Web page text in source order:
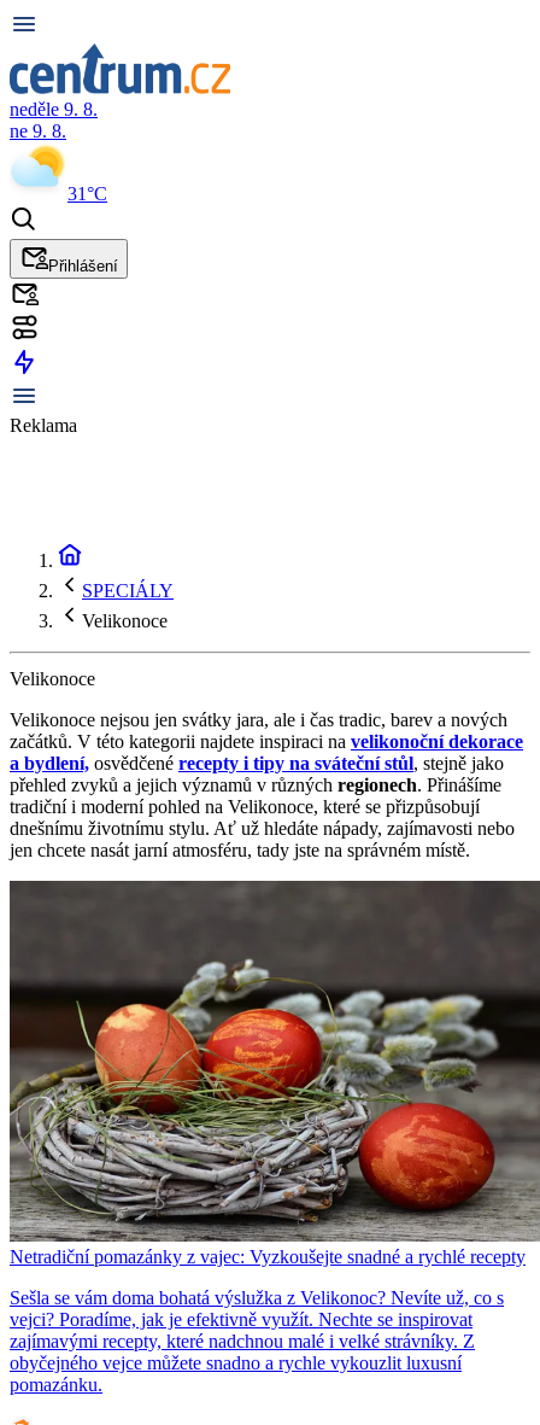
neděle 9. 8.
ne 9. 8.
31°C
Přihlášení
Reklama
SPECIÁLY
Velikonoce
Velikonoce
Velikonoce nejsou jen svátky jara, ale i čas tradic, barev a nových
začátků. V této kategorii najdete inspiraci na velikonoční dekorace
a bydlení, osvědčené recepty i tipy na sváteční stůl, stejně jako
přehled zvyků a jejich významů v různých regionech. Přinášíme
tradiční i moderní pohled na Velikonoce, které se přizpůsobují
dnešnímu životnímu stylu. Ať už hledáte nápady, zajímavosti nebo
jen chcete nasát jarní atmosféru, tady jste na správném místě.
Netradiční pomazánky z vajec: Vyzkoušejte snadné a rychlé recepty
Sešla se vám doma bohatá výslužka z Velikonoc? Nevíte už, co s
vejci? Poradíme, jak je efektivně využít. Nechte se inspirovat
zajímavými recepty, které nadchnou malé i velké strávníky. Z
obyčejného vejce můžete snadno a rychle vykouzlit luxusní
pomazánku.